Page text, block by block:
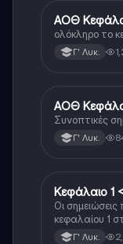
ΑΟΘ
ΑΟΘ
ολόκληρο το
Γ' Λυκ.
ΑΟΘ
ΑΟΘ
Συνοπτικές
Γ' Λυκ.
ΑΟΘ
Κεφάλαιο 1
Οι
κεφαλαίου 1
Θεωρίας Γ’
Γ' Λυκ.